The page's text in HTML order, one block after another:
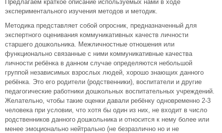
Предлагаем краткое описание используемых нами в ходе
экспериментального изучения методов и методик.
Методика представляет собой опросник, предназначенный для
экспертного оценивания коммуникативных качеств личности
старшего дошкольника. Межличностные отношения или
функционально связанные с ними коммуникативные качества
личности ребёнка в данном случае определяются небольшой
группой независимых взрослых людей, хорошо знающих данного
ребёнка. Это его родители (родственники), воспитатели и другие
педагогические работники дошкольных воспитательных учреждений.
Желательно, чтобы такие оценки давали ребёнку одновременно 2-3
человека при условии, что хотя бы один из них, не входит в число
родственников данного дошкольника и относится к нему более или
менее эмоционально нейтрально (не безразлично но и не